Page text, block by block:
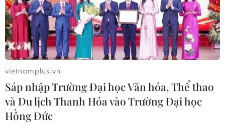
vietnamplus.vn
Sáp nhập Trường Đại học Văn hóa, Thể thao
và Du lịch Thanh Hóa vào Trường Đại học
Hồng Đức